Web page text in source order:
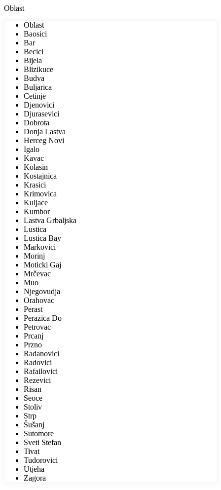
Oblast
Oblast
Baosici
Bar
Becici
Bijela
Blizikuce
Budva
Buljarica
Cetinje
Djenovici
Djurasevici
Dobrota
Donja Lastva
Herceg Novi
Igalo
Kavac
Kolasin
Kostajnica
Krasici
Krimovica
Kuljace
Kumbor
Lastva Grbaljska
Lustica
Lustica Bay
Markovici
Morinj
Moticki Gaj
Mrčevac
Muo
Njegovudja
Orahovac
Perast
Perazica Do
Petrovac
Prcanj
Przno
Radanovici
Radovici
Rafailovici
Rezevici
Risan
Seoce
Stoliv
Strp
Šušanj
Sutomore
Sveti Stefan
Tivat
Tudorovici
Utjeha
Zagora